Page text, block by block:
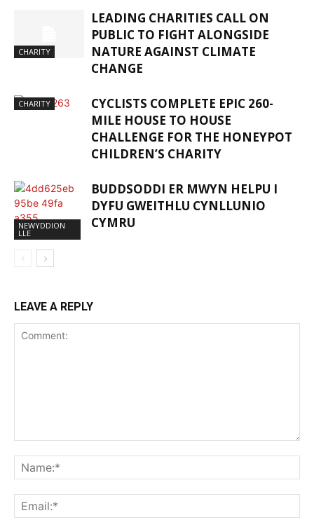
CHARITY
LEADING CHARITIES CALL ON
PUBLIC TO FIGHT ALONGSIDE
NATURE AGAINST CLIMATE
CHANGE
CHARITY
CYCLISTS COMPLETE EPIC 260-
MILE HOUSE TO HOUSE
CHALLENGE FOR THE HONEYPOT
CHILDREN’S CHARITY
NEWYDDION
LLE
BUDDSODDI ER MWYN HELPU I
DYFU GWEITHLU CYNLLUNIO
CYMRU
LEAVE A REPLY